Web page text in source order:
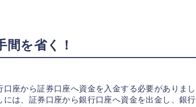
間を省く！
座から証券口座へ資金を入金する必要がありま
は、証券口座から銀行口座へ資金を出金し、銀